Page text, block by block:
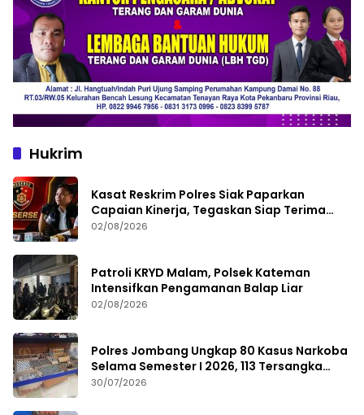
Hukrim
Kasat Reskrim Polres Siak Paparkan
Capaian Kinerja, Tegaskan Siap Terima
Kritik dan Evaluasi
02/08/2026
Patroli KRYD Malam, Polsek Kateman
Intensifkan Pengamanan Balap Liar
02/08/2026
Polres Jombang Ungkap 80 Kasus Narkoba
Selama Semester I 2026, 113 Tersangka
Diamankan
30/07/2026